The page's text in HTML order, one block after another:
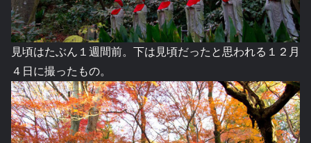
見頃はたぶん１週間前。下は見頃だったと思われる１２月
４日に撮ったもの。